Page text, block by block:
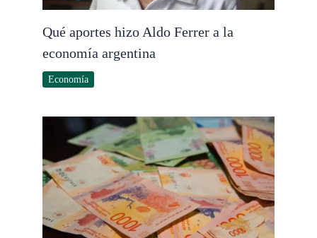
Qué aportes hizo Aldo Ferrer a la
economía argentina
Economía